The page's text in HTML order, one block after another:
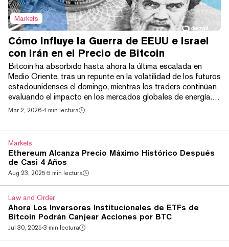
Markets
Cómo Influye la Guerra de EEUU e Israel
con Irán en el Precio de Bitcoin
Bitcoin ha absorbido hasta ahora la última escalada en
Medio Oriente, tras un repunte en la volatilidad de los futuros
estadounidenses el domingo, mientras los traders continúan
evaluando el impacto en los mercados globales de energía.
Los ataques liderados por Estados Unidos contra objetivos
gobierno de 36 años del Ayatolá Al...
Mar 2, 2026·4 min lectura
Markets
Ethereum Alcanza Precio Máximo Histórico Después
de Casi 4 Años
Aug 23, 2025·5 min lectura
Law and Order
Ahora Los Inversores Institucionales de ETFs de
Bitcoin Podrán Canjear Acciones por BTC
Jul 30, 2025·3 min lectura